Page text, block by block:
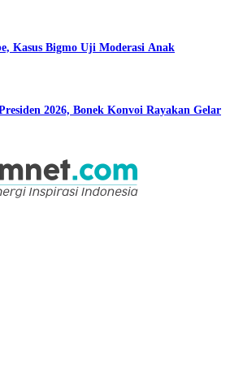
Kasus Bigmo Uji Moderasi Anak
2026, Bonek Konvoi Rayakan Gelar